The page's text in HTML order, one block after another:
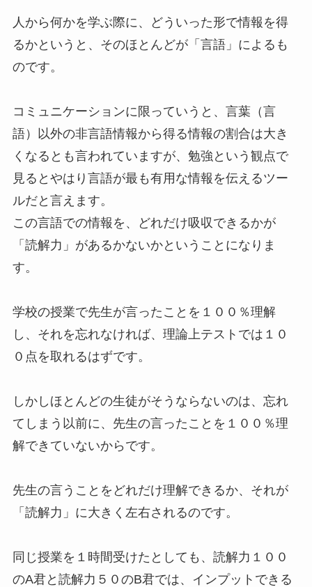
人から何かを学ぶ際に、どういった形で情報を得
るかというと、そのほとんどが「言語」によるも
のです。
コミュニケーションに限っていうと、言葉（言
語）以外の非言語情報から得る情報の割合は大き
くなるとも言われていますが、勉強という観点で
見るとやはり言語が最も有用な情報を伝えるツー
ルだと言えます。
この言語での情報を、どれだけ吸収できるかが
「読解力」があるかないかということになりま
す。
学校の授業で先生が言ったことを１００％理解
し、それを忘れなければ、理論上テストでは１０
０点を取れるはずです。
しかしほとんどの生徒がそうならないのは、忘れ
てしまう以前に、先生の言ったことを１００％理
解できていないからです。
先生の言うことをどれだけ理解できるか、それが
「読解力」に大きく左右されるのです。
同じ授業を１時間受けたとしても、読解力１００
のA君と読解力５０のB君では、インプットできる